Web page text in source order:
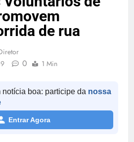
de rua
0 1 Min
notícia boa: participe da nossa
Entrar Agora